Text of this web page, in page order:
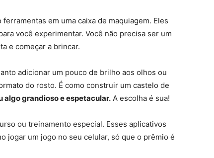
em uma caixa de maquiagem. Eles
você experimentar. Você não precisa ser um
e começar a brincar.
adicionar um pouco de brilho aos olhos ou
do rosto. É como construir um castelo de
algo grandioso e espetacular. A escolha é sua!
ou treinamento especial. Esses aplicativos
jogar um jogo no seu celular, só que o prêmio é